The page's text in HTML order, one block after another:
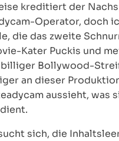
kreditiert der
Operator, doch
die das zweite
Kater Puckis und
Bollywood-
an dieser
aussieht, was
sich, die